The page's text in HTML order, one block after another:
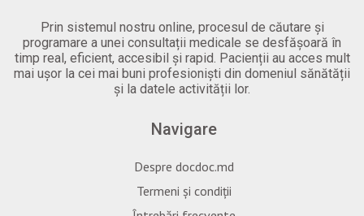
Prin sistemul nostru online, procesul de căutare și
programare a unei consultații medicale se desfășoară în
timp real, eficient, accesibil și rapid. Pacienții au acces mult
mai ușor la cei mai buni profesioniști din domeniul sănătății
și la datele activității lor.
Navigare
Despre docdoc.md
Termeni și condiții